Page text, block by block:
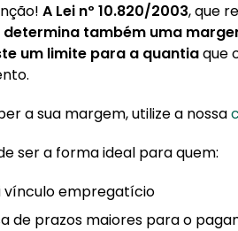
A Lei nº 10.820/2003, que
determina também uma
um limite para a quantiaque
a sua margem, utilize a nossa
ser a forma ideal para quem:
vínculo empregatício
de prazos maiores para o